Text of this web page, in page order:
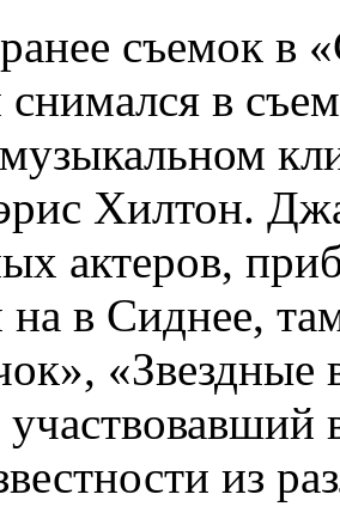
съемок в
снимался в
Хилтон.
актеров,
на в Сиднее,
«Звездные
из